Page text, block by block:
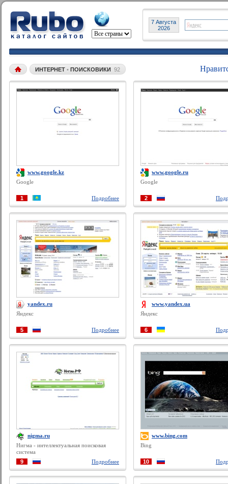
7 Августа
2026
ИНТЕРНЕТ • ПОИСКОВИКИ 92
www.google.kz
Google
1 Подробнее
www.google.ru
Google
2
yandex.ru
Яндекс
5 Подробнее
www.yandex.ua
Яндекс
6
nigma.ru
Нигма - интеллектуальная поисковая
система
9
Подробнее
www.bing.com
Bing
10